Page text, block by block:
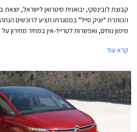
קבוצת לובינסקי, יבואנית סיטרואן לישראל,
הכותרת "יוניק סייל" במסגרתו תציע לרוכשים
מימון נוחים, ואפשרות לטרייד-אין במחיר מחירון
קרא עוד